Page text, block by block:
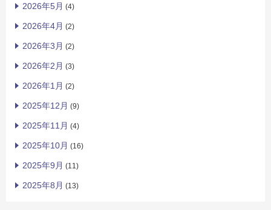
2026年5月 (4)
2026年4月 (2)
2026年3月 (2)
2026年2月 (3)
2026年1月 (2)
2025年12月 (9)
2025年11月 (4)
2025年10月 (16)
2025年9月 (11)
2025年8月 (13)